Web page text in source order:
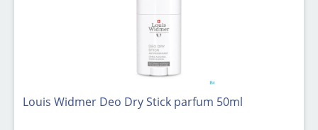
Louis Widmer Deo Dry Stick parfum 50ml